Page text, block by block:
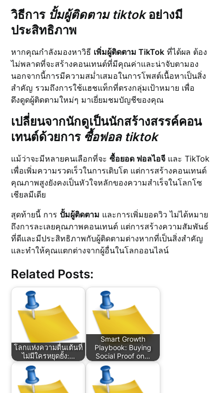
วิธีการ ปั้มผู้ติดตาม tiktokอย่างมี
ประสิทธิภาพ
หากคุณกำลังมองหาวิธี เพิ่มผู้ติดตาม TikTok ที่ได้ผล ต้อง
ไม่พลาดที่จะสร้างคอนเทนต์ที่มีคุณค่าและน่าจับตามอง
นอกจากนี้การมีความสม่ำเสมอในการโพสต์เนื้อหาเป็นสิ่ง
สำคัญ รวมถึงการใช้แฮชแท็กที่ตรงกลุ่มเป้าหมาย เพื่อ
ดึงดูดผู้ติดตามใหม่ๆ มาเยี่ยมชมบัญชีของคุณ
เปลี่ยนจากนักดูเป็นนักสร้างสรรค์คอน
เทนต์ด้วยการ ซื้อฟอล tiktok
แม้ว่าจะมีหลายคนเลือกที่จะซื้อยอด ฟอลไอจี และ TikTok
เพื่อเพิ่มความรวดเร็วในการเติบโต แต่การสร้างคอนเทนต์
คุณภาพสูงยังคงเป็นหัวใจหลักของความสำเร็จในโลกโซ
เชียลมีเดีย
สุดท้ายนี้ การปั้มผู้ติดตาม และการเพิ่มยอดวิว ไม่ได้หมาย
ถึงการละเลยคุณภาพคอนเทนต์ แต่การสร้างความสัมพันธ์
ที่ดีและมีประสิทธิภาพกับผู้ติดตามต่างหากที่เป็นสิ่งสำคัญ
และทำให้คุณแตกต่างจากผู้อื่นในโลกออนไลน์
Related Posts:
โลกแห่งความตื่นเต้นที่
ไม่มีใครหยุดยั้ง:…
Smart Growth
Playbook: Buying
Social Proof on…